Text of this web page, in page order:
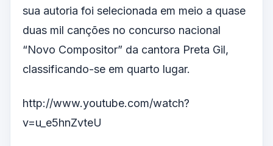
sua autoria foi selecionada em meio a quase
duas mil canções no concurso nacional
“Novo Compositor” da cantora Preta Gil,
classificando-se em quarto lugar.
http://www.youtube.com/watch?
v=u_e5hnZvteU